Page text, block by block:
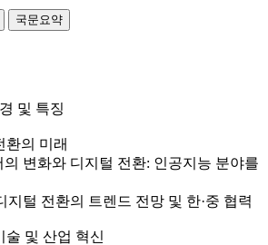
국문요약
및 특징
환의 미래
의 변화와 디지털 전환: 인공지능 분야를
지털 전환의 트렌드 전망 및 한·중 협력
술 및 산업 혁신